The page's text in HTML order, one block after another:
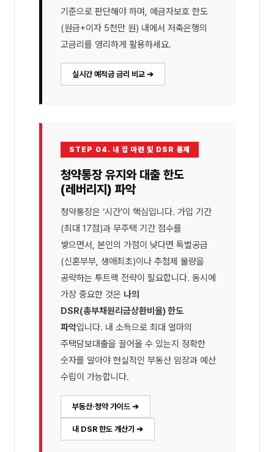
기준으로 판단해야 하며, 예금자보호 한도
(원금+이자 5천만 원) 내에서 저축은행의
고금리를 영리하게 활용하세요.
실시간 예적금 금리 비교 ➔
STEP 04. 내 집 마련 및 DSR 통제
청약통장 유지와 대출 한도
(레버리지) 파악
청약통장은 ‘시간’이 핵심입니다. 가입 기간
(최대 17점)과 무주택 기간 점수를
쌓으면서, 본인의 가점이 낮다면 특별공급
(신혼부부, 생애최초)이나 추첨제 물량을
공략하는 투트랙 전략이 필요합니다. 동시에
가장 중요한 것은 나의
DSR(총부채원리금상환비율) 한도
파악입니다. 내 소득으로 최대 얼마의
주택담보대출을 끌어올 수 있는지 정확한
숫자를 알아야 현실적인 부동산 임장과 예산
수립이 가능합니다.
부동산·청약 가이드 ➔
내 DSR 한도 계산기 ➔